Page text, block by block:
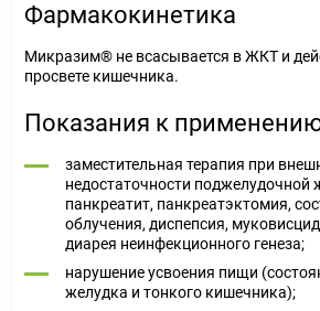
Фармакокинетика
Микразим® не всасывается в ЖКТ и
просвете кишечника.
Показания к
заместительная терапия при
недостаточности поджелудочной
панкреатит, панкреатэктомия,
облучения, диспепсия,
диарея неинфекционного генеза;
нарушение усвоения пищи
желудка и тонкого кишечника);